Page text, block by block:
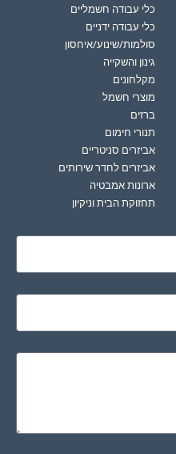
כלי עבודה חשמליים
כלי עבודה ידניים
סולמות/שינוע/איחסון
גינון והשקייה
מקלחונים
מוצרי חשמל
ברזים
תנורי חימום
אביזרים סניטריים
אביזרים לחדר שירותים
ארונות אמבטיה
תחזוקת הבית וניקיון